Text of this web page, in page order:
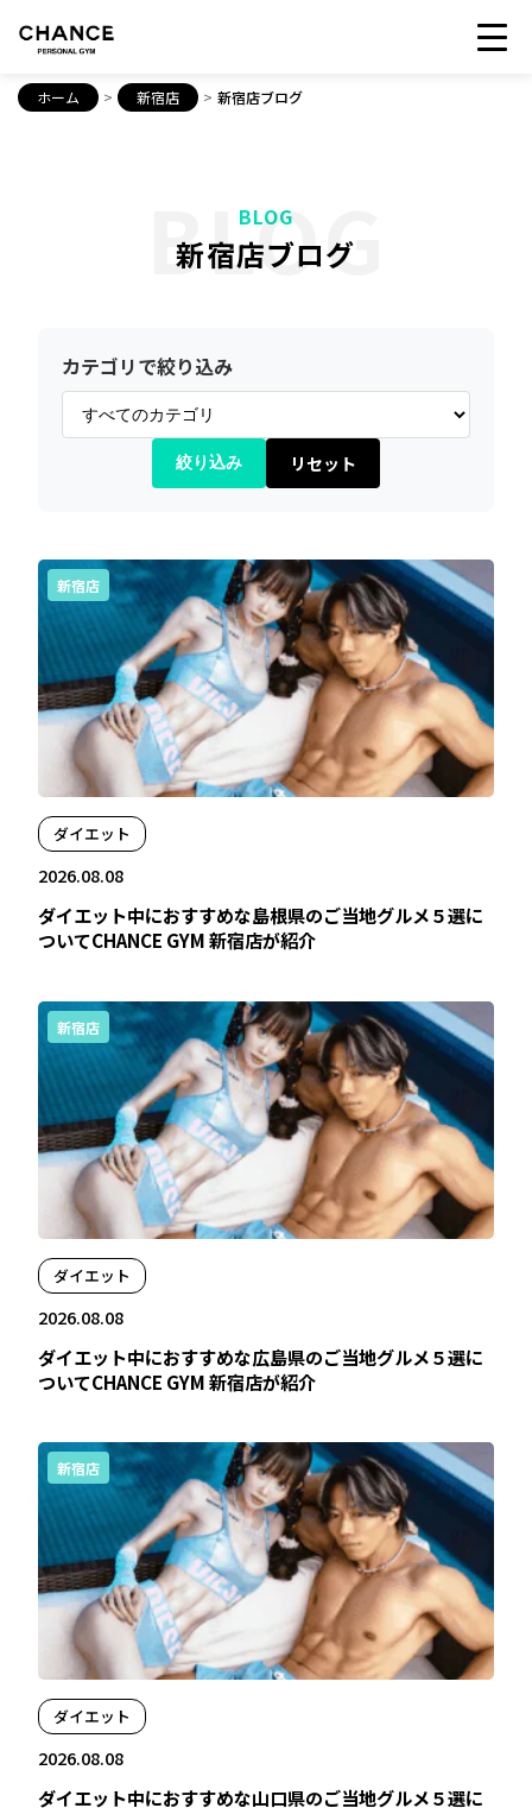
ホーム > 新宿店 > 新宿店ブログ
BLOG
BLOG
新宿店ブログ
カテゴリで絞り込み
絞り込み リセット
新宿店
ダイエット
2026.08.08
ダイエット中におすすめな島根県のご当地グルメ５選に
ついてCHANCE GYM 新宿店が紹介
新宿店
ダイエット
2026.08.08
ダイエット中におすすめな広島県のご当地グルメ５選に
ついてCHANCE GYM 新宿店が紹介
新宿店
ダイエット
2026.08.08
ダイエット中におすすめな山口県のご当地グルメ５選に